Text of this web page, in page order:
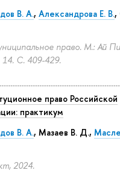
В. А., Александрова Е. В.,
право. М.: Ай
14. С. 409-429.
право Российской
практикум
В. А., Мазаев В. Д.,
2024.